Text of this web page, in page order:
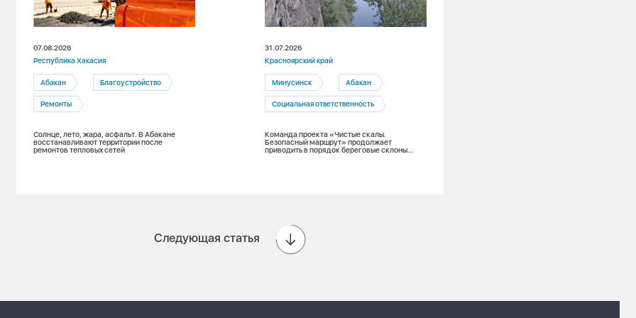
07.08.2026
Республика Хакасия
Абакан Благоустройство
Ремонты
Солнце, лето, жара, асфальт. В Абакане
восстанавливают территории после
ремонтов тепловых сетей
31.07.2026
Красноярский край
Минусинск Абакан
Социальная ответственность
Команда проекта «Чистые скалы.
Безопасный маршрут» продолжает
приводить в порядок береговые склоны
Следующая статья